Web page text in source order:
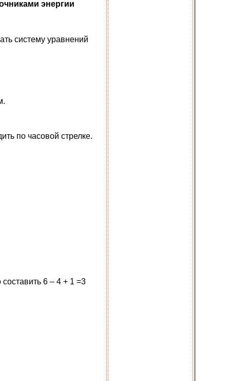
энергии
систему уравнений
по часовой стрелке.
6 – 4 + 1 =3